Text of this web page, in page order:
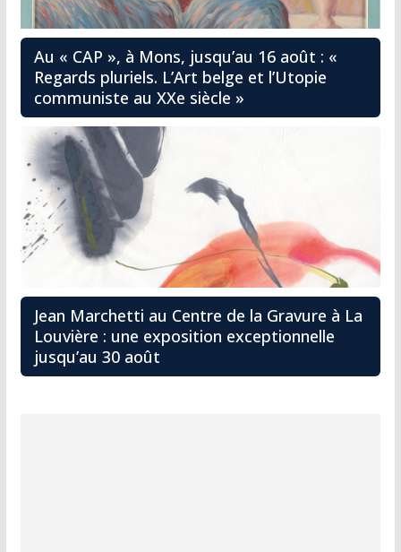
Au « CAP », à Mons, jusqu’au 16 août : «
Regards pluriels. L’Art belge et l’Utopie
communiste au XXe siècle »
Jean Marchetti au Centre de la Gravure à La
Louvière : une exposition exceptionnelle
jusqu’au 30 août